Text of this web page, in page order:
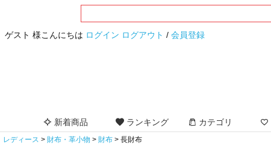
ゲスト 様こんにちは ログイン ログアウト / 会員登録
新着商品 ランキング カテゴリ
レディース 財布・革小物 財布 長財布